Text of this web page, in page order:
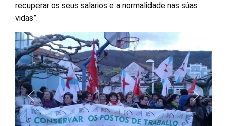
recuperar os seus salarios e a normalidade nas súas
vidas”.